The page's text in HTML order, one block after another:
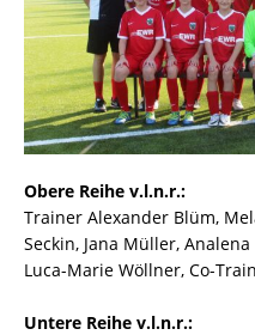
Obere Reihe v.l.n.r.:
Trainer Alexander Blüm,
Seckin, Jana Müller,
Luca-Marie Wöllner, Co-
Untere Reihe v.l.n.r.: